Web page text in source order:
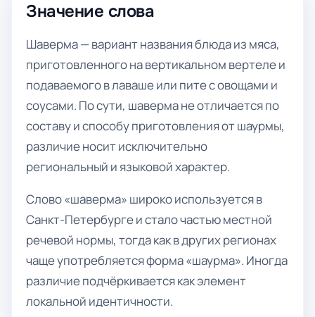
Значение слова
Шаверма — вариант названия блюда из мяса,
приготовленного на вертикальном вертеле и
подаваемого в лаваше или пите с овощами и
соусами. По сути, шаверма не отличается по
составу и способу приготовления от шаурмы,
различие носит исключительно
региональный и языковой характер.
Слово «шаверма» широко используется в
Санкт-Петербурге и стало частью местной
речевой нормы, тогда как в других регионах
чаще употребляется форма «шаурма». Иногда
различие подчёркивается как элемент
локальной идентичности.